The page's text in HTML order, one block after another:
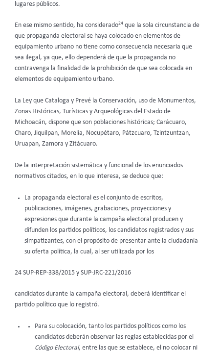
lugares públicos.
En ese mismo sentido, ha considerado24 que la sola circunstancia de
que propaganda electoral se haya colocado en elementos de
equipamiento urbano no tiene como consecuencia necesaria que
sea ilegal, ya que, ello dependerá de que la propaganda no
contravenga la finalidad de la prohibición de que sea colocada en
elementos de equipamiento urbano.
La Ley que Cataloga y Prevé la Conservación, uso de Monumentos,
Zonas Históricas, Turísticas y Arqueológicas del Estado de
Michoacán, dispone que son poblaciones históricas; Carácuaro,
Charo, Jiquilpan, Morelia, Nocupétaro, Pátzcuaro, Tzintzuntzan,
Uruapan, Zamora y Zitácuaro.
De la interpretación sistemática y funcional de los enunciados
normativos citados, en lo que interesa, se deduce que:
La propaganda electoral es el conjunto de escritos,
publicaciones, imágenes, grabaciones, proyecciones y
expresiones que durante la campaña electoral producen y
difunden los partidos políticos, los candidatos registrados y sus
simpatizantes, con el propósito de presentar ante la ciudadanía
su oferta política, la cual, al ser utilizada por los
24 SUP-REP-338/2015 y SUP-JRC-221/2016
candidatos durante la campaña electoral, deberá identificar el
partido político que lo registró.
Para su colocación, tanto los partidos políticos como los
candidatos deberán observar las reglas establecidas por el
Código Electoral, entre las que se establece, el no colocar ni